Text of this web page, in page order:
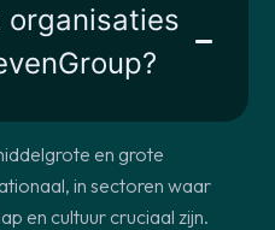
en grote
in sectoren waar
en cultuur cruciaal zijn.